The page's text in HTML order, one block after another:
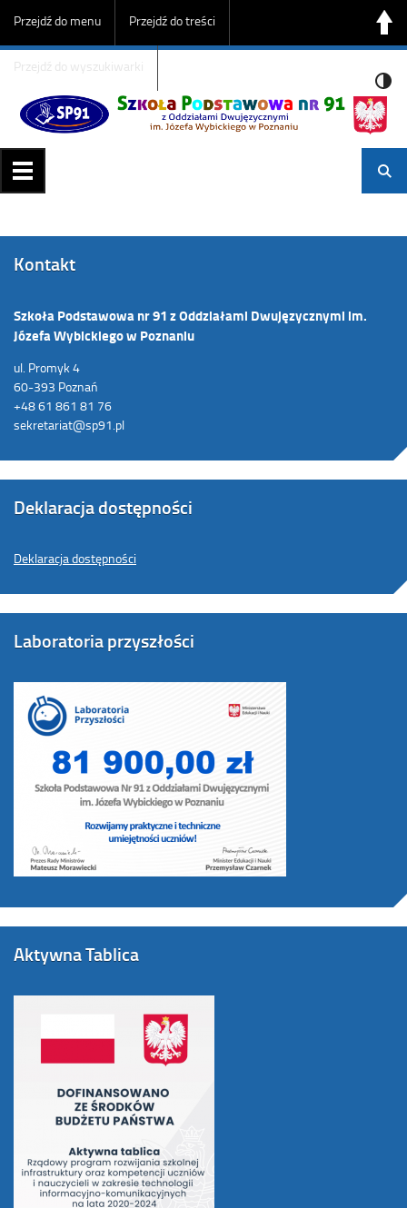
Przejdź do menu Przejdź do treści
Przejdź do wyszukiwarki
Kontakt
Szkoła Podstawowa nr 91 z Oddziałami Dwujęzycznymi im.
Józefa Wybickiego w Poznaniu
ul. Promyk 4
60-393 Poznań
+48 61 861 81 76
sekretariat@sp91.pl
Deklaracja dostępności
Deklaracja dostępności
Laboratoria przyszłości
Aktywna Tablica